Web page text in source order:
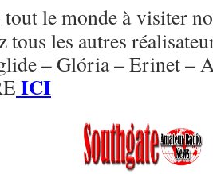
le monde à visiter
tous les autres
– Glória – Erinet –
ICI